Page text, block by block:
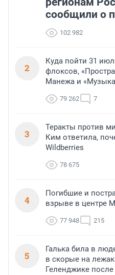
сообщили о
102 982
2
Куда пойти 31
флоксов,
Манежа и
79 262 7
3
Теракты против
Ким ответила,
Wildberries
78 675
4
Погибшие и
взрыве в центре
77 948 215
5
Галька била в
в скорые на
Геленджике